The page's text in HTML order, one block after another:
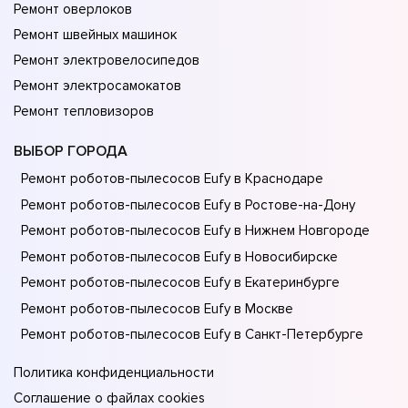
Ремонт оверлоков
Ремонт швейных машинок
Ремонт электровелосипедов
Ремонт электросамокатов
Ремонт тепловизоров
ВЫБОР ГОРОДА
Ремонт роботов-пылесосов Eufy в Краснодаре
Ремонт роботов-пылесосов Eufy в Ростове-на-Донy
Ремонт роботов-пылесосов Eufy в Нижнем Новгороде
Ремонт роботов-пылесосов Eufy в Новосибирске
Ремонт роботов-пылесосов Eufy в Екатеринбурге
Ремонт роботов-пылесосов Eufy в Москве
Ремонт роботов-пылесосов Eufy в Санкт-Петербурге
Политика конфиденциальности
Соглашение о файлах cookies